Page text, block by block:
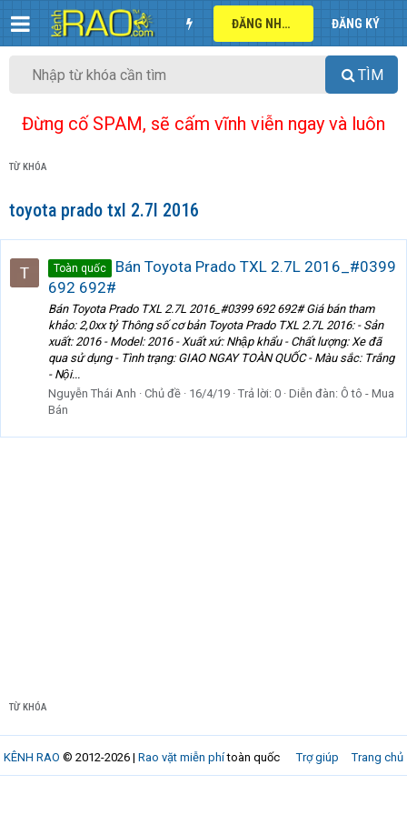
ĐĂNG NHẬP ĐĂNG KÝ
TÌM
Đừng cố SPAM, sẽ cấm vĩnh viễn ngay và luôn
TỪ KHÓA
toyota prado txl 2.7l 2016
Toàn quốc
Bán Toyota Prado TXL 2.7L 2016_#0399
692 692#
Bán Toyota Prado TXL 2.7L 2016_#0399 692 692# Giá bán tham
khảo: 2,0xx tỷ Thông số cơ bản Toyota Prado TXL 2.7L 2016: - Sản
xuất: 2016 - Model: 2016 - Xuất xứ: Nhập khẩu - Chất lượng: Xe đã
qua sử dụng - Tình trạng: GIAO NGAY TOÀN QUỐC - Màu sắc: Trắng
- Nội...
Nguyễn Thái Anh
Chủ đề 16/4/19 Trả lời: 0 Diễn đàn: Ô tô - Mua
Bán
TỪ KHÓA
Trợ giúp Trang chủ
KÊNH RAO © 2012-2026 | Rao vặt miễn phítoàn quốc